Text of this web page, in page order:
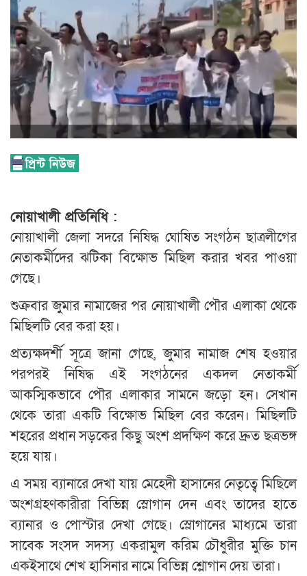
নোয়াখালী প্রতিনিধি :
নোয়াখালী জেলা সদরে নিষিদ্ধ ঘোষিত সংগঠন ছাত্রলীগের
নেতাকর্মীদের ঝটিকা বিক্ষোভ মিছিল করার খবর পাওয়া
গেছে।
শুক্রবার জুমার নামাজের পর নোয়াখালী পৌর এলাকা থেকে
মিছিলটি বের করা হয়।
প্রত্যক্ষদর্শী সূত্রে জানা গেছে, জুমার নামাজ শেষ হওয়ার
পরপরই নিষিদ্ধ এই সংগঠনের একদল নেতাকর্মী
আকস্মিকভাবে পৌর এলাকার সামনে জড়ো হন। সেখান
থেকে তারা একটি বিক্ষোভ মিছিল বের করেন। মিছিলটি
শহরের প্রধান সড়কের কিছু অংশ প্রদক্ষিণ করে দ্রুত ছত্রভঙ্গ
হয়ে যায়।
এ সময় ব্যানারে দেখা যায় মেহেদী হাসানের নেতৃত্বে মিছিলে
অংশগ্রহণকারীরা বিভিন্ন স্লোগান দেন এবং তাদের হাতে
ব্যানার ও পোস্টার দেখা গেছে। স্লোগানের মাধ্যমে তারা
সাবেক সংসদ সদস্য একরামুল করিম চৌধুরীর মুক্তি চান
একইসাথে শেখ হাসিনার নামে বিভিন্ন শ্লোগান দেয় তারা।